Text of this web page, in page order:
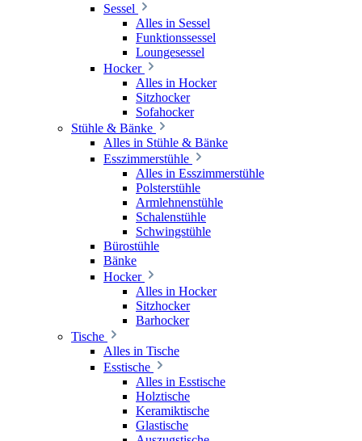
Sessel
Alles in Sessel
Funktionssessel
Loungesessel
Hocker
Alles in Hocker
Sitzhocker
Sofahocker
Stühle & Bänke
Alles in Stühle & Bänke
Esszimmerstühle
Alles in Esszimmerstühle
Polsterstühle
Armlehnenstühle
Schalenstühle
Schwingstühle
Bürostühle
Bänke
Hocker
Alles in Hocker
Sitzhocker
Barhocker
Tische
Alles in Tische
Esstische
Alles in Esstische
Holztische
Keramiktische
Glastische